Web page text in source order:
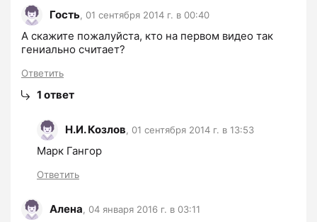
Гость 01 сентября 2014 г. в 00:40
А скажите пожалуйста, кто на первом видео так
гениально считает?
Ответить
1 ответ
Н.И. Козлов 01 сентября 2014 г. в 13:53
Марк Гангор
Ответить
Алена 04 января 2016 г. в 03:11